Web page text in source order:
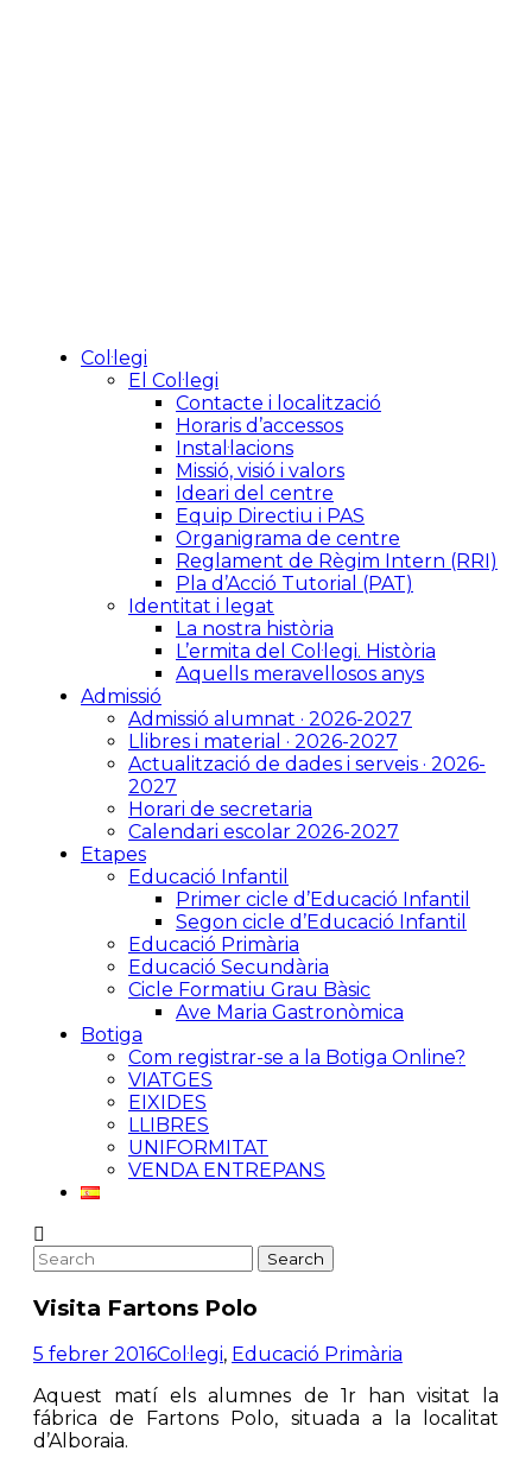
Col·legi
El Col·legi
Contacte i localització
Horaris d’accessos
Instal·lacions
Missió, visió i valors
Ideari del centre
Equip Directiu i PAS
Organigrama de centre
Reglament de Règim Intern (RRI)
Pla d’Acció Tutorial (PAT)
Identitat i legat
La nostra història
L’ermita del Col·legi. Història
Aquells meravellosos anys
Admissió
Admissió alumnat · 2026-2027
Llibres i material · 2026-2027
Actualització de dades i serveis · 2026-
2027
Horari de secretaria
Calendari escolar 2026-2027
Etapes
Educació Infantil
Primer cicle d’Educació Infantil
Segon cicle d’Educació Infantil
Educació Primària
Educació Secundària
Cicle Formatiu Grau Bàsic
Ave Maria Gastronòmica
Botiga
Com registrar-se a la Botiga Online?
VIATGES
EIXIDES
LLIBRES
UNIFORMITAT
VENDA ENTREPANS
Visita Fartons Polo
5 febrer 2016Col·legi, Educació Primària
Aquest matí els alumnes de 1r han visitat la
fábrica de Fartons Polo, situada a la localitat
d’Alboraia.